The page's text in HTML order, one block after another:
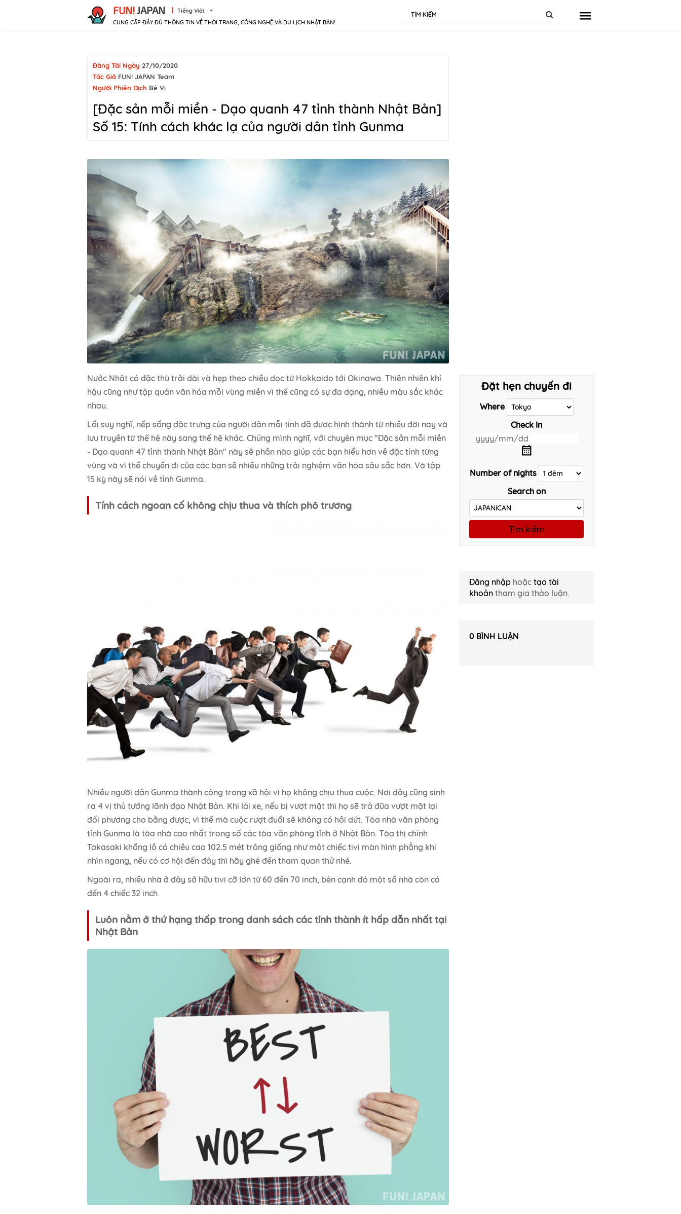
FUN! JAPAN
Tiếng Việt
CUNG CẤP ĐẦY ĐỦ THÔNG TIN VỀ THỜI TRANG, CÔNG NGHỆ VÀ DU LỊCH NHẬT BẢN!
TÌM KIẾM
Đăng Tải Ngày 27/10/2020
Tác Giả FUN! JAPAN Team
Người Phiên Dịch Bé Vi
[Đặc sản mỗi miền - Dạo quanh 47 tỉnh thành Nhật Bản]
Số 15: Tính cách khác lạ của người dân tỉnh Gunma
Nước Nhật có đặc thù trải dài và hẹp theo chiều dọc từ Hokkaido tới Okinawa. Thiên nhiên khí
hậu cũng như tập quán văn hóa mỗi vùng miền vì thế cũng có sự đa dạng, nhiều màu sắc khác
nhau.
Lối suy nghĩ, nếp sống đặc trưng của người dân mỗi tỉnh đã được hình thành từ nhiều đời nay và
lưu truyền từ thế hệ này sang thế hệ khác. Chúng mình nghĩ, với chuyên mục "Đặc sản mỗi miền
- Dạo quanh 47 tỉnh thành Nhật Bản" này sẽ phần nào giúp các bạn hiểu hơn về đặc tính từng
vùng và vì thế chuyến đi của các bạn sẽ nhiều những trải nghiệm văn hóa sâu sắc hơn. Và tập
15 kỳ này sẽ nói về tỉnh Gunma.
Tính cách ngoan cố không chịu thua và thích phô trương
Nhiều người dân Gunma thành công trong xã hội vì họ không chịu thua cuộc. Nơi đây cũng sinh
ra 4 vị thủ tướng lãnh đạo Nhật Bản. Khi lái xe, nếu bị vượt mặt thì họ sẽ trả đũa vượt mặt lại
đối phương cho bằng được, vì thế mà cuộc rượt đuổi sẽ không có hồi dứt. Tòa nhà văn phòng
tỉnh Gunma là tòa nhà cao nhất trong số các tòa văn phòng tỉnh ở Nhật Bản. Tòa thị chính
Takasaki khổng lồ có chiều cao 102.5 mét trông giống như một chiếc tivi màn hình phẳng khi
nhìn ngang, nếu có cơ hội đến đây thì hãy ghé đến tham quan thử nhé.
Ngoài ra, nhiều nhà ở đây sở hữu tivi cỡ lớn từ 60 đến 70 inch, bên cạnh đó một số nhà còn có
đến 4 chiếc 32 inch.
Luôn nằm ở thứ hạng thấp trong danh sách các tỉnh thành ít hấp dẫn nhất tại
Nhật Bản
Đặt hẹn chuyến đi
Where
Check In
Number of nights
Search on
Tìm kiếm
Đăng nhập hoặctạo tài
khoản tham gia thảo luận.
0 BÌNH LUẬN